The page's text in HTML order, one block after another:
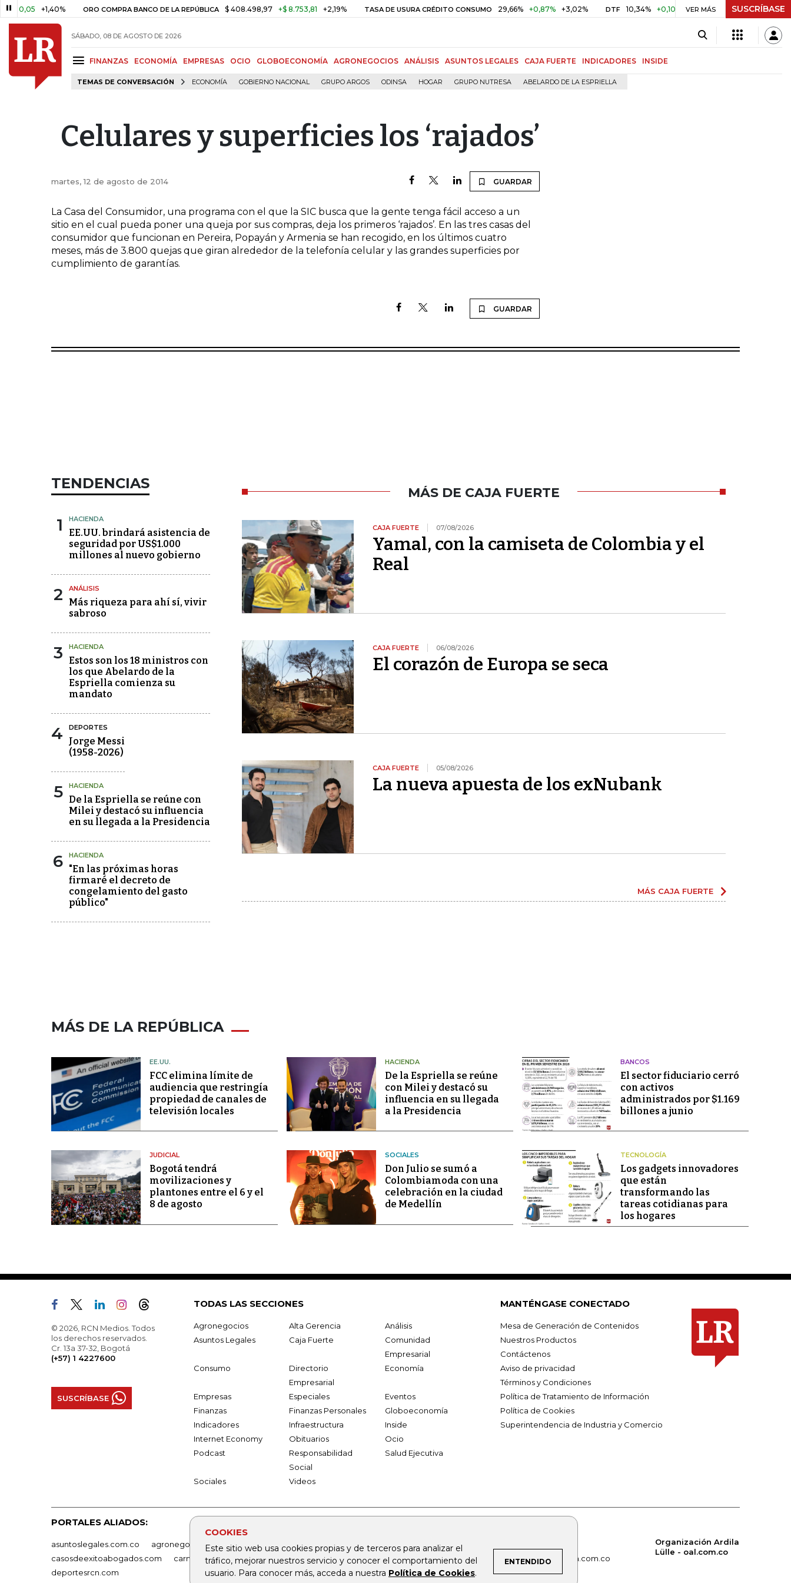
+1,40% ORO COMPRA BANCO DE LA REPÚBLICA $ 408.498,97 +$ 8.753,81 +2,19% TASA DE USURA CRÉDITO CONSUMO 29,66% +0,87% +3,02% DTF 10,34% +0,10% +0,98% UVR $ 416,96 +$
VER MÁS SUSCRÍBASE
SÁBADO, 08 DE AGOSTO DE 2026
FINANZAS ECONOMÍA EMPRESAS OCIO GLOBOECONOMÍA AGRONEGOCIOS ANÁLISIS ASUNTOS LEGALES CAJA FUERTE INDICADORES INSIDE
TEMAS DE CONVERSACIÓN ECONOMÍA GOBIERNO NACIONAL GRUPO ARGOS ODINSA HOGAR GRUPO NUTRESA ABELARDO DE LA ESPRIELLA
COOKIES
Este sitio web usa cookies propias y de terceros para analizar el
tráfico, mejorar nuestros servicio y conocer el comportamiento del
usuario. Para conocer más, acceda a nuestra Política de Cookies.
ENTENDIDO
Celulares y superficies los ‘rajados’
martes, 12 de agosto de 2014 GUARDAR
La Casa del Consumidor, una programa con el que la SIC busca que la gente tenga fácil acceso a un
sitio en el cual pueda poner una queja por sus compras, deja los primeros ‘rajados’. En las tres casas del
consumidor que funcionan en Pereira, Popayán y Armenia se han recogido, en los últimos cuatro
meses, más de 3.800 quejas que giran alrededor de la telefonía celular y las grandes superficies por
cumplimiento de garantías.
GUARDAR
TENDENCIAS
1 HACIENDA
EE.UU. brindará asistencia de
seguridad por US$1.000
millones al nuevo gobierno
2 ANÁLISIS
Más riqueza para ahí sí, vivir
sabroso
3 HACIENDA
Estos son los 18 ministros con
los que Abelardo de la
Espriella comienza su
mandato
4 DEPORTES
Jorge Messi
(1958-2026)
5 HACIENDA
De la Espriella se reúne con
Milei y destacó su influencia
en su llegada a la Presidencia
6 HACIENDA
"En las próximas horas
firmaré el decreto de
congelamiento del gasto
público"
MÁS DE CAJA FUERTE
CAJA FUERTE 07/08/2026
Yamal, con la camiseta de Colombia y el
Real
CAJA FUERTE 06/08/2026
El corazón de Europa se seca
CAJA FUERTE 05/08/2026
La nueva apuesta de los exNubank
MÁS CAJA FUERTE
MÁS DE LA REPÚBLICA
EE.UU.
FCC elimina límite de
audiencia que restringía
propiedad de canales de
televisión locales
HACIENDA
De la Espriella se reúne
con Milei y destacó su
influencia en su llegada
a la Presidencia
BANCOS
El sector fiduciario cerró
con activos
administrados por $1.169
billones a junio
JUDICIAL
Bogotá tendrá
movilizaciones y
plantones entre el 6 y el
8 de agosto
SOCIALES
Don Julio se sumó a
Colombiamoda con una
celebración en la ciudad
de Medellín
TECNOLOGÍA
Los gadgets innovadores
que están
transformando las
tareas cotidianas para
los hogares
© 2026, RCN Medios. Todos
los derechos reservados.
Cr. 13a 37-32, Bogotá
(+57) 1 4227600
SUSCRÍBASE
TODAS LAS SECCIONES
Agronegocios Alta Gerencia
Análisis
Asuntos Legales
Caja Fuerte
Comunidad
Empresarial
Consumo
Directorio
Empresarial
Economía
Empresas Especiales
Eventos
Finanzas
Finanzas Personales
Globoeconomía
Indicadores
Infraestructura
Inside
Internet Economy
Obituarios
Ocio
Podcast
Responsabilidad
Social
Salud Ejecutiva
Sociales Videos
MANTÉNGASE CONECTADO
Mesa de Generación de Contenidos
Nuestros Productos
Contáctenos
Aviso de privacidad
Términos y Condiciones
Política de Tratamiento de Información
Política de Cookies
Superintendencia de Industria y Comercio
PORTALES ALIADOS:
asuntoslegales.com.co agronegocios.co empresas.larepublica.co firmasdeabogados.com
bolsaencolombia.com
casosdeexitoabogados.com
carnavalindustriacultural.com canalrcn.com rcnradio.com noticiasrcn.com lafm.com.co
alerta.com.co
deportesrcn.com
Organización Ardila
Lülle - oal.com.co